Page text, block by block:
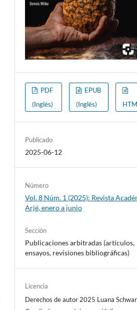
PDF
(Inglés)
EPUB
(Inglés)
Publicado
2025-06-12
Número
Vol. 8 Núm. 1 (2025): Revista
Arjé, enero a junio
Sección
Publicaciones arbitradas (artículos,
ensayos, revisiones bibliográficas)
Licencia
Derechos de autor 2025 Luana